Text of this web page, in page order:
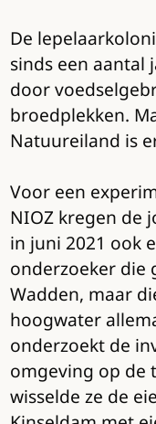
De
sinds een aantal
door
broedplekken.
Natuureiland is
Voor een
NIOZ kregen de
in juni 2021 ook
onderzoeker die
Wadden, maar
hoogwater
onderzoekt de
omgeving op de
wisselde ze de